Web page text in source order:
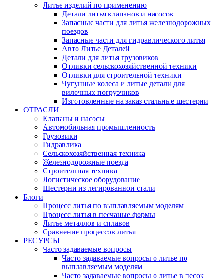
Литье изделий по применению
Детали литья клапанов и насосов
Запасные части для литья железнодорожных
поездов
Запасные части для гидравлического литья
Авто Литье Деталей
Детали для литья грузовиков
Отливки сельскохозяйственной техники
Отливки для строительной техники
Чугунные колеса и литые детали для
вилочных погрузчиков
Изготовленные на заказ стальные шестерни
ОТРАСЛИ
Клапаны и насосы
Автомобильная промышленность
Грузовики
Гидравлика
Сельскохозяйственная техника
Железнодорожные поезда
Строительная техника
Логистическое оборудование
Шестерни из легированной стали
Блоги
Процесс литья по выплавляемым моделям
Процесс литья в песчаные формы
Литье металлов и сплавов
Сравнение процессов литья
РЕСУРСЫ
Часто задаваемые вопросы
Часто задаваемые вопросы о литье по
выплавляемым моделям
Часто задаваемые вопросы о литье в песок